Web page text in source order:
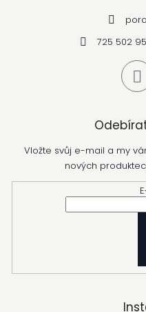
725 502
Vložte svůj e-mail a my
nových